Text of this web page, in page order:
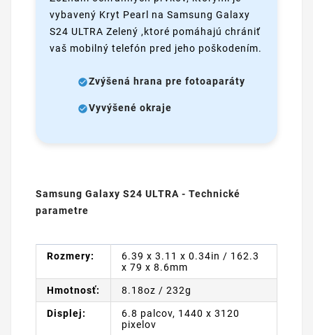
vybavený Kryt Pearl na Samsung Galaxy
S24 ULTRA Zelený ,ktoré pomáhajú chrániť
vaš mobilný telefón pred jeho poškodením.
Zvýšená hrana pre fotoaparáty
Vyvýšené okraje
Samsung Galaxy S24 ULTRA - Technické
parametre
Rozmery:
6.39 x 3.11 x 0.34in / 162.3
x 79 x 8.6mm
Hmotnosť: 8.18oz / 232g
Displej:
6.8 palcov, 1440 x 3120
pixelov